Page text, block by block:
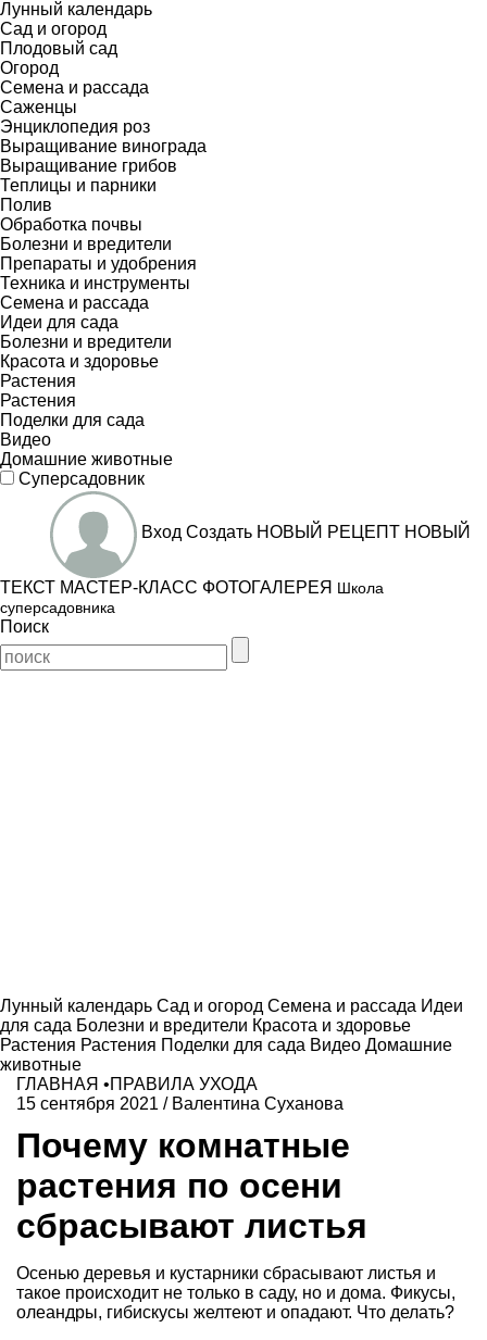
Лунный календарь
Сад и огород
Плодовый сад
Огород
Семена и рассада
Саженцы
Энциклопедия роз
Выращивание винограда
Выращивание грибов
Теплицы и парники
Полив
Обработка почвы
Болезни и вредители
Препараты и удобрения
Техника и инструменты
Семена и рассада
Идеи для сада
Болезни и вредители
Красота и здоровье
Растения
Растения
Поделки для сада
Видео
Домашние животные
Суперсадовник
Вход Создать НОВЫЙ РЕЦЕПТ НОВЫЙ
ТЕКСТ МАСТЕР-КЛАСС ФОТОГАЛЕРЕЯ Школа
суперсадовника
Поиск
Лунный календарь Сад и огород Семена и рассада Идеи
для сада Болезни и вредители Красота и здоровье
Растения Растения Поделки для сада Видео Домашние
животные
ГЛАВНАЯ •ПРАВИЛА УХОДА
15 сентября 2021 / Валентина Суханова
Почему комнатные
растения по осени
сбрасывают листья
Осенью деревья и кустарники сбрасывают листья и
такое происходит не только в саду, но и дома. Фикусы,
олеандры, гибискусы желтеют и опадают. Что делать?